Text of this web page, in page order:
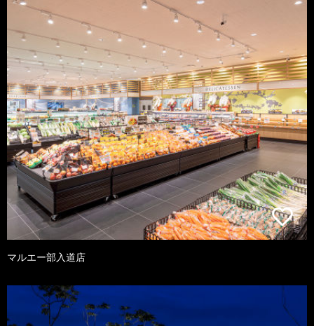
マルエー部入道店